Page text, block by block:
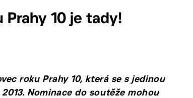
10 je tady!
roku Prahy 10, která se s jedinou
Nominace do soutěže mohou